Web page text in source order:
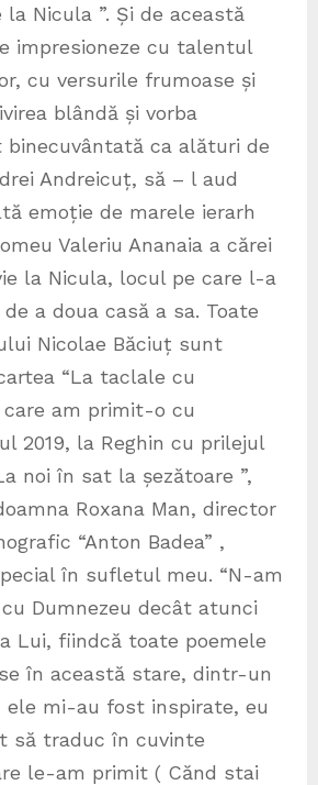
la Nicula ”. Și de această
impresioneze cu talentul
cu versurile frumoase și
blândă și vorba
binecuvântată ca alături de
Andreicuț, să – l aud
emoție de marele ierarh
Valeriu Ananaia a cărei
la Nicula, locul pe care l-a
a doua casă a sa. Toate
Nicolae Băciuț sunt
“La taclale cu
care am primit-o cu
2019, la Reghin cu prilejul
noi în sat la șezătoare ”,
Roxana Man, director
“Anton Badea” ,
în sufletul meu. “N-am
Dumnezeu decât atunci
Lui, fiindcă toate poemele
în această stare, dintr-un
ele mi-au fost inspirate, eu
să traduc în cuvinte
le-am primit ( Cănd stai